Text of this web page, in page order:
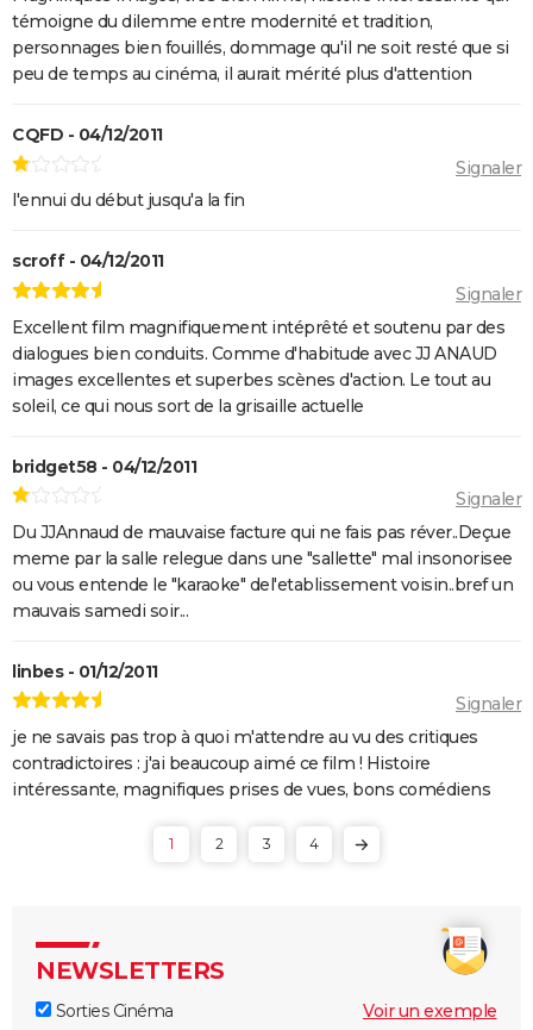
John Wick 4 : casting, avis, critiques, suite, séances,
streaming...
Boseman ?
Furiosa : que vaut le prequel de "Mad Max Fury
Road" ? Notre critique
bande-annonce...
Piège de cristal
Batman v Superman : le crossover de super-héros a-
t-il une suite ?
Morbius : y a-t-il une scène post-générique à la fin du
Spider-Man No Way Home : où voir le film en VOD
streaming et à quel prix ?
Les Éternels : que signifient les scènes post-
générique ? Explications
The Suicide Squad : synopsis, casting, bande-
annonce, seances, streaming...
film
Wars
The Northman
The Batman 2 : la suite annoncée, Matt Reeves et
Robert Pattinson de retour
Spider-Man Brand New Day : Tom Holland retrouve
témoigne du dilemme entre modernité et tradition,
personnages bien fouillés, dommage qu'il ne soit resté que si
peu de temps au cinéma, il aurait mérité plus d'attention
CQFD - 04/12/2011
Signaler
l'ennui du début jusqu'a la fin
scroff - 04/12/2011
Signaler
Excellent film magnifiquement intéprêté et soutenu par des
dialogues bien conduits. Comme d'habitude avec JJ ANAUD
images excellentes et superbes scènes d'action. Le tout au
soleil, ce qui nous sort de la grisaille actuelle
bridget58 - 04/12/2011
Signaler
Du JJAnnaud de mauvaise facture qui ne fais pas réver..Deçue
meme par la salle relegue dans une "sallette" mal insonorisee
ou vous entende le "karaoke" del'etablissement voisin..bref un
mauvais samedi soir...
linbes - 01/12/2011
Signaler
je ne savais pas trop à quoi m'attendre au vu des critiques
contradictoires : j'ai beaucoup aimé ce film ! Histoire
intéressante, magnifiques prises de vues, bons comédiens
1 2 3 4
NEWSLETTERS
Sorties Cinéma
Voir un exemple